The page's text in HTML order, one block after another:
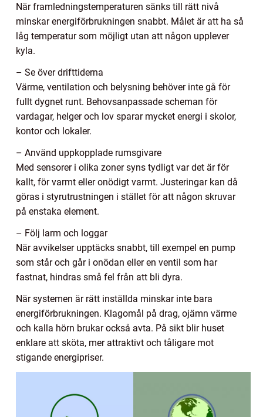
När framledningstemperaturen sänks till rätt nivå
minskar energiförbrukningen snabbt. Målet är att ha så
låg temperatur som möjligt utan att någon upplever
kyla.
– Se över drifttiderna
Värme, ventilation och belysning behöver inte gå för
fullt dygnet runt. Behovsanpassade scheman för
vardagar, helger och lov sparar mycket energi i skolor,
kontor och lokaler.
– Använd uppkopplade rumsgivare
Med sensorer i olika zoner syns tydligt var det är för
kallt, för varmt eller onödigt varmt. Justeringar kan då
göras i styrutrustningen i stället för att någon skruvar
på enstaka element.
– Följ larm och loggar
När avvikelser upptäcks snabbt, till exempel en pump
som står och går i onödan eller en ventil som har
fastnat, hindras små fel från att bli dyra.
När systemen är rätt inställda minskar inte bara
energiförbrukningen. Klagomål på drag, ojämn värme
och kalla hörn brukar också avta. På sikt blir huset
enklare att sköta, mer attraktivt och tåligare mot
stigande energipriser.